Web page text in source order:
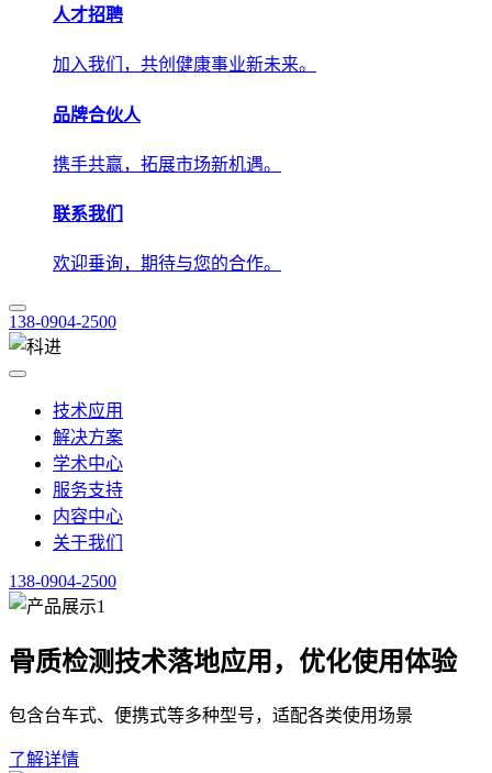
人才招聘
加入我们，共创健康事业新未来。
品牌合伙人
携手共赢，拓展市场新机遇。
联系我们
欢迎垂询，期待与您的合作。
138-0904-2500
技术应用
解决方案
学术中心
服务支持
内容中心
关于我们
138-0904-2500
骨质检测技术落地应用，优化使用体验
包含台车式、便携式等多种型号，适配各类使用场景
了解详情